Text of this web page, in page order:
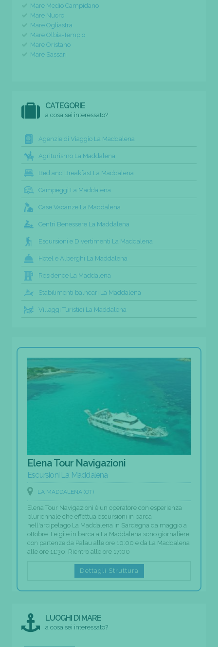
Mare Medio Campidano
Mare Nuoro
Mare Ogliastra
Mare Olbia-Tempio
Mare Oristano
Mare Sassari
CATEGORIE
a cosa sei interessato?
Agenzie di Viaggio La Maddalena
Agriturismo La Maddalena
Bed and Breakfast La Maddalena
Campeggi La Maddalena
Case Vacanze La Maddalena
Centri Benessere La Maddalena
Escursioni e Divertimenti La Maddalena
Hotel e Alberghi La Maddalena
Residence La Maddalena
Stabilimenti balneari La Maddalena
Villaggi Turistici La Maddalena
Elena Tour Navigazioni
Escursioni La Maddalena
LA MADDALENA (OT)
Elena Tour Navigazioni è un operatore con esperienza
pluriennale che effettua escursioni in barca
nell'arcipelago La Maddalena in Sardegna da maggio a
ottobre. Le gite in barca a La Maddalena sono giornaliere
con partenze da Palau alle ore 10:00 e da La Maddalena
alle ore 11:30. Rientro alle ore 17:00
Dettagli Struttura
LUOGHI DI MARE
a cosa sei interessato?